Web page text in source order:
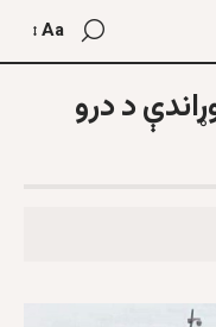
Aa
د درو